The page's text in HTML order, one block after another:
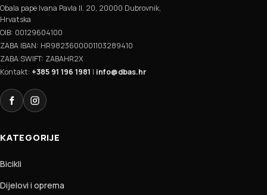
Obala pape Ivana Pavla II. 20, 20000 Dubrovnik,
Hrvatska
OIB: 00129604100
ZABA IBAN: HR9823600001103289410
ZABA SWIFT: ZABAHR2X
Kontakt: +385 91 196 1981 | info@dbas.hr
FacebookInstagram
KATEGORIJE
Bicikli
Dijelovi i oprema